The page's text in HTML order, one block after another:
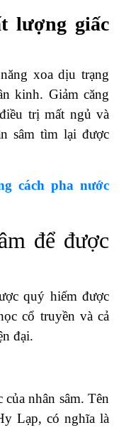
lượng giấc
xoa dịu trạng
kinh. Giảm căng
trị mất ngủ và
sâm tìm lại được
cách pha nước
để được
quý hiếm được
cổ truyền và cả
đại.
nhân sâm. Tên
Lạp, có nghĩa là